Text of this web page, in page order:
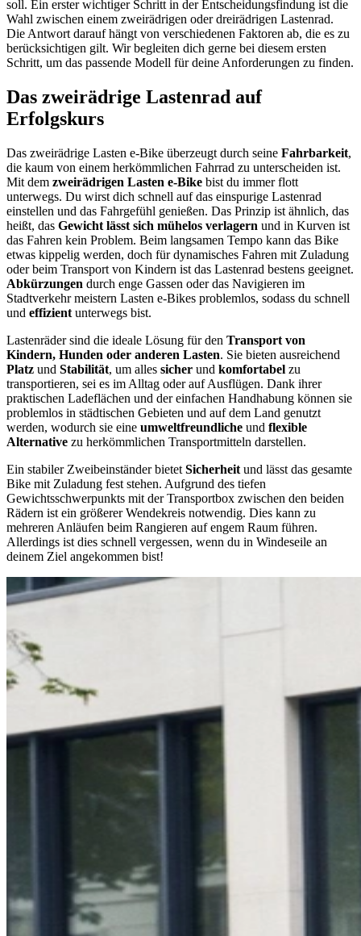
soll. Ein erster wichtiger Schritt in der Entscheidungsfindung ist die
Wahl zwischen einem zweirädrigen oder dreirädrigen Lastenrad.
Die Antwort darauf hängt von verschiedenen Faktoren ab, die es zu
berücksichtigen gilt. Wir begleiten dich gerne bei diesem ersten
Schritt, um das passende Modell für deine Anforderungen zu finden.
Das zweirädrige Lastenrad auf
Erfolgskurs
Das zweirädrige Lasten e-Bike überzeugt durch seine Fahrbarkeit,
die kaum von einem herkömmlichen Fahrrad zu unterscheiden ist.
Mit dem zweirädrigen Lasten e-Bike bist du immer flott
unterwegs. Du wirst dich schnell auf das einspurige Lastenrad
einstellen und das Fahrgefühl genießen. Das Prinzip ist ähnlich, das
heißt, das Gewicht lässt sich mühelos verlagern und in Kurven ist
das Fahren kein Problem. Beim langsamen Tempo kann das Bike
etwas kippelig werden, doch für dynamisches Fahren mit Zuladung
oder beim Transport von Kindern ist das Lastenrad bestens geeignet.
Abkürzungen durch enge Gassen oder das Navigieren im
Stadtverkehr meistern Lasten e-Bikes problemlos, sodass du schnell
und effizient unterwegs bist.
Lastenräder sind die ideale Lösung für den Transport von
Kindern, Hunden oder anderen Lasten. Sie bieten ausreichend
Platz und Stabilität, um alles sicher und komfortabel zu
transportieren, sei es im Alltag oder auf Ausflügen. Dank ihrer
praktischen Ladeflächen und der einfachen Handhabung können sie
problemlos in städtischen Gebieten und auf dem Land genutzt
werden, wodurch sie eine umweltfreundliche und flexible
Alternative zu herkömmlichen Transportmitteln darstellen.
Ein stabiler Zweibeinständer bietet Sicherheit und lässt das gesamte
Bike mit Zuladung fest stehen. Aufgrund des tiefen
Gewichtsschwerpunkts mit der Transportbox zwischen den beiden
Rädern ist ein größerer Wendekreis notwendig. Dies kann zu
mehreren Anläufen beim Rangieren auf engem Raum führen.
Allerdings ist dies schnell vergessen, wenn du in Windeseile an
deinem Ziel angekommen bist!